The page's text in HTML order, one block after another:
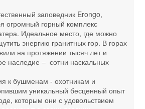
заповедник Erongo,
огромный горный комплекс
Идеальное место, где можно
энергию гранитных гор. В горах
на протяжении тысяч лет и
наследие – сотни наскальных
к бушменам - охотникам и
уникальный бесценный опыт
которым они с удовольствием